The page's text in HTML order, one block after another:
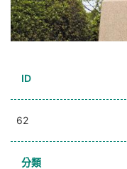
ID
62
分類